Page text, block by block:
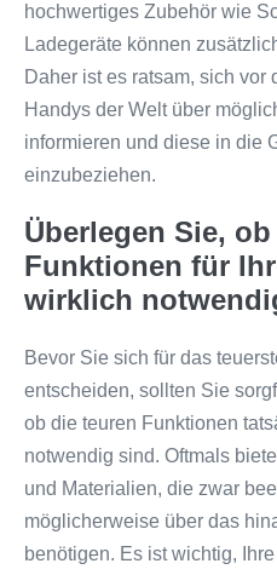
hochwertiges Zubehör wie
Ladegeräte können
Daher ist es ratsam, sich vor
Handys der Welt über
informieren und diese in die
einzubeziehen.
Überlegen Sie,
Funktionen für
wirklich
Bevor Sie sich für das
entscheiden, sollten Sie
ob die teuren Funktionen
notwendig sind. Oftmals
und Materialien, die zwar
möglicherweise über das
benötigen. Es ist wichtig,